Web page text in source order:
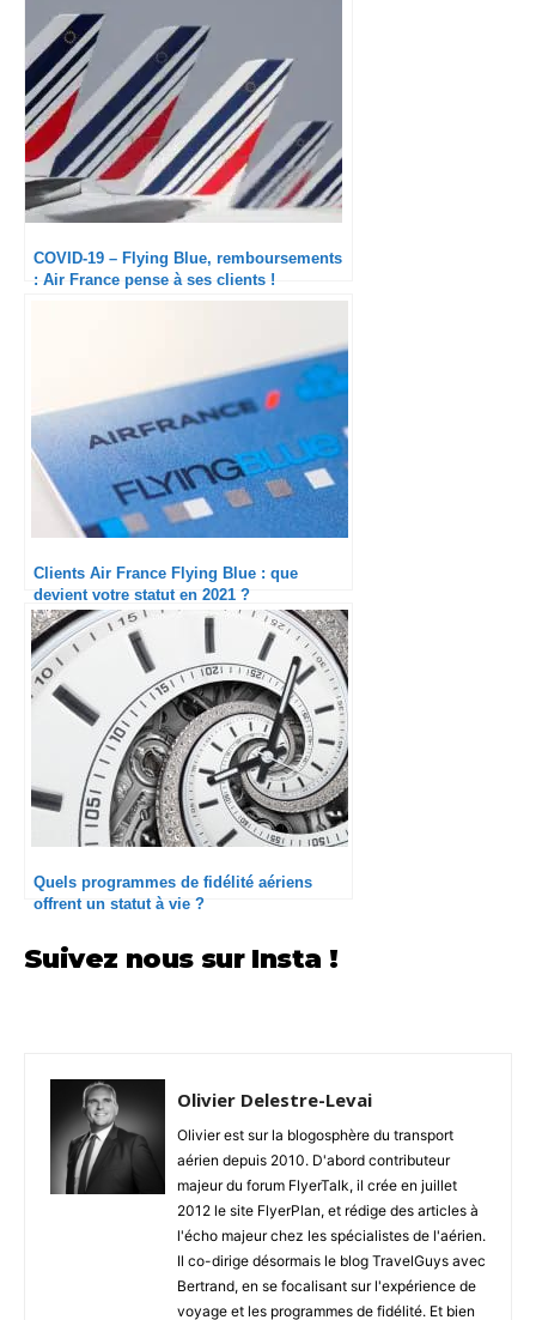
COVID-19 – Flying Blue, remboursements
: Air France pense à ses clients !
Clients Air France Flying Blue : que
devient votre statut en 2021 ?
Quels programmes de fidélité aériens
offrent un statut à vie ?
Suivez nous sur Insta !
Olivier Delestre-Levai
Olivier est sur la blogosphère du transport
aérien depuis 2010. D'abord contributeur
majeur du forum FlyerTalk, il crée en juillet
2012 le site FlyerPlan, et rédige des articles à
l'écho majeur chez les spécialistes de l'aérien.
Il co-dirige désormais le blog TravelGuys avec
Bertrand, en se focalisant sur l'expérience de
voyage et les programmes de fidélité. Et bien